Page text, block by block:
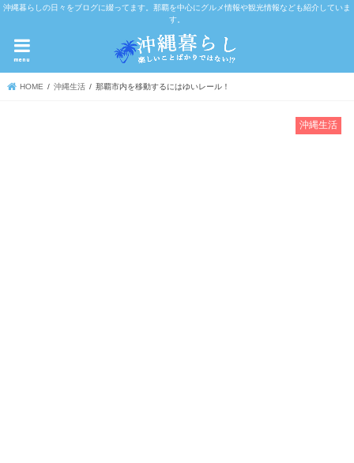
沖縄暮らしの日々をブログに綴ってます。那覇を中心にグルメ情報や観光情報なども紹介していま
す。
menu
HOME 沖縄生活 那覇市内を移動するにはゆいレール！
沖縄生活